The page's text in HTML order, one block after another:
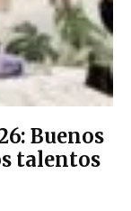
Buenos
talentos